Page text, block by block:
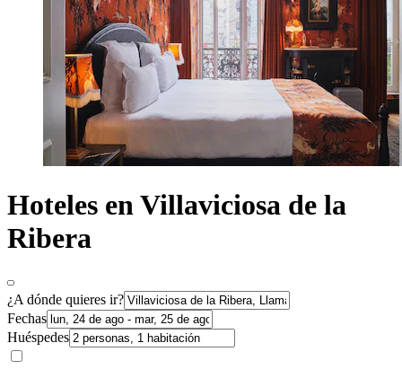
Hoteles en Villaviciosa de la
Ribera
¿A dónde quieres ir?
Fechas
Huéspedes